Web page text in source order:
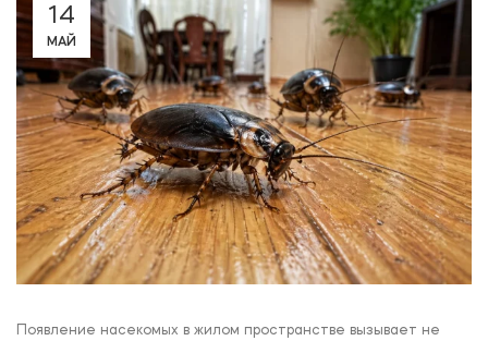
14
МАЙ
Появление насекомых в жилом пространстве вызывает не